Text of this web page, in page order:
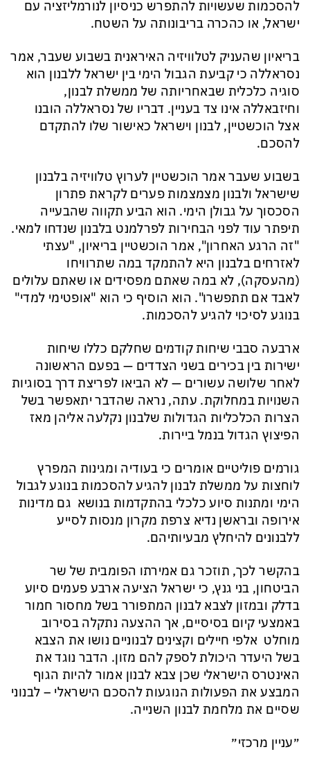
להסכמות שעשויות להתפרש כניסיון לנורמליזציה עם
ישראל, או כהכרה בריבונותה על השטח.
בריאיון שהעניק לטלוויזיה האיראנית בשבוע שעבר, אמר
נסראללה כי קביעת הגבול הימי בין ישראל ללבנון הוא
סוגיה כלכלית שבאחריותה של ממשלת לבנון,
וחיזבאללה אינו צד בעניין. דבריו של נסראללה הובנו
אצל הוכשטיין, לבנון וישראל כאישור שלו להתקדם
להסכם.
בשבוע שעבר אמר הוכשטיין לערוץ טלוויזיה בלבנון
שישראל ולבנון מצמצמות פערים לקראת פתרון
הסכסוך על גבולן הימי. הוא הביע תקווה שהבעייה
תיפתר עוד לפני הבחירות לפרלמנט בלבנון שנדחו למאי.
"זה הרגע האחרון", אמר הוכשטיין בריאיון, "עצתי
לאזרחים בלבנון היא להתמקד במה שתרוויחו
(מהעסקה), לא במה שאתם מפסידים או שאתם עלולים
לאבד אם תתפשרו". הוא הוסיף כי הוא "אופטימי למדי"
בנוגע לסיכוי להגיע להסכמות.
ארבעה סבבי שיחות קודמים שחלקם כללו שיחות
ישירות בין בכירים בשני הצדדים — בפעם הראשונה
לאחר שלושה עשורים — לא הביאו לפריצת דרך בסוגיות
השנויות במחלוקת. עתה, נראה שהדבר יתאפשר בשל
הצרות הכלכליות הגדולות שלבנון נקלעה אליהן מאז
הפיצוץ הגדול בנמל ביירות.
גורמים פוליטיים אומרים כי בעודיה ומגינות המפרץ
לוחצות על ממשלת לבנון להגיע להסכמות בנוגע לגבול
הימי ומתנות סיוע כלכלי בהתקדמות בנושא גם מדינות
אירופה ובראשן נדיא צרפת מקרון מנסות לסייע
ללבנונים להיחלץ מבעיותיהם.
בהקשר לכך, תוזכר גם אמירתו הפומבית של שר
הביטחון, בני גנץ, כי ישראל הציעה ארבע פעמים סיוע
בדלק ובמזון לצבא לבנון המתפורר בשל מחסור חמור
באמצעי קיום בסיסיים, אך ההצעה נתקלה בסירוב
מוחלט אלפי חיילים וקצינים לבנוניים נושו את הצבא
בשל היעדר היכולת לספק להם מזון. הדבר נוגד את
האינטרס הישראלי שכן צבא לבנון אמור להיות הגוף
המבצע את הפעולות הנוגעות להסכם הישראלי – לבנוני
שסיים את מלחמת לבנון השנייה.
״עניין מרכזי״